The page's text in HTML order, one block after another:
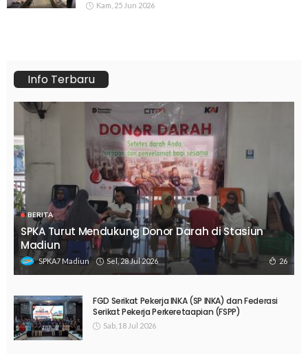
Kam, 25 Jun 2026
Info Terbaru
BERITA
SPKA Turut Mendukung Donor Darah di Stasiun
Madiun
SPKA7 Madiun Sel, 28 Jul 2026 26
FGD Serikat Pekerja INKA (SP INKA) dan Federasi
Serikat Pekerja Perkeretaapian (FSPP)
Sab, 18 Jul 2026